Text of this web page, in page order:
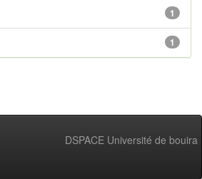
1
1
DSPACE Université de bouira